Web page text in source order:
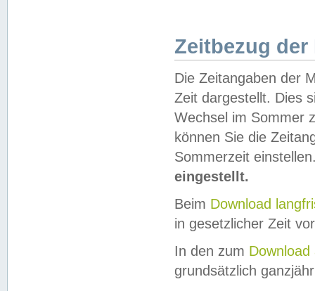
Zeitbezug der
Die Zeitangaben der
Zeit dargestellt. Dies
Wechsel im Sommer
können Sie die
Sommerzeit
eingestellt.
Beim Download
in gesetzlicher Zeit
In den zum Download
grundsätzlich